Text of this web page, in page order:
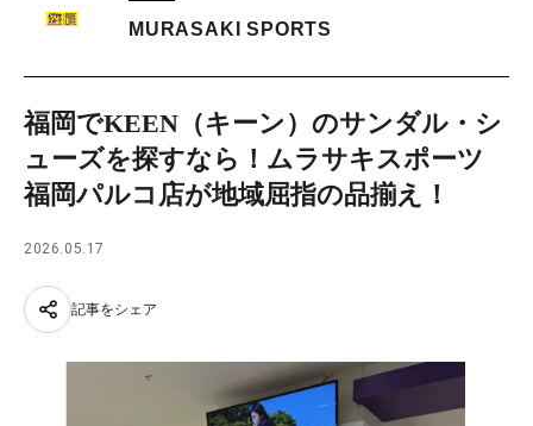
MURASAKI SPORTS
福岡でKEEN（キーン）のサンダル・シ
ューズを探すなら！ムラサキスポーツ
福岡パルコ店が地域屈指の品揃え！
2026.05.17
記事をシェア